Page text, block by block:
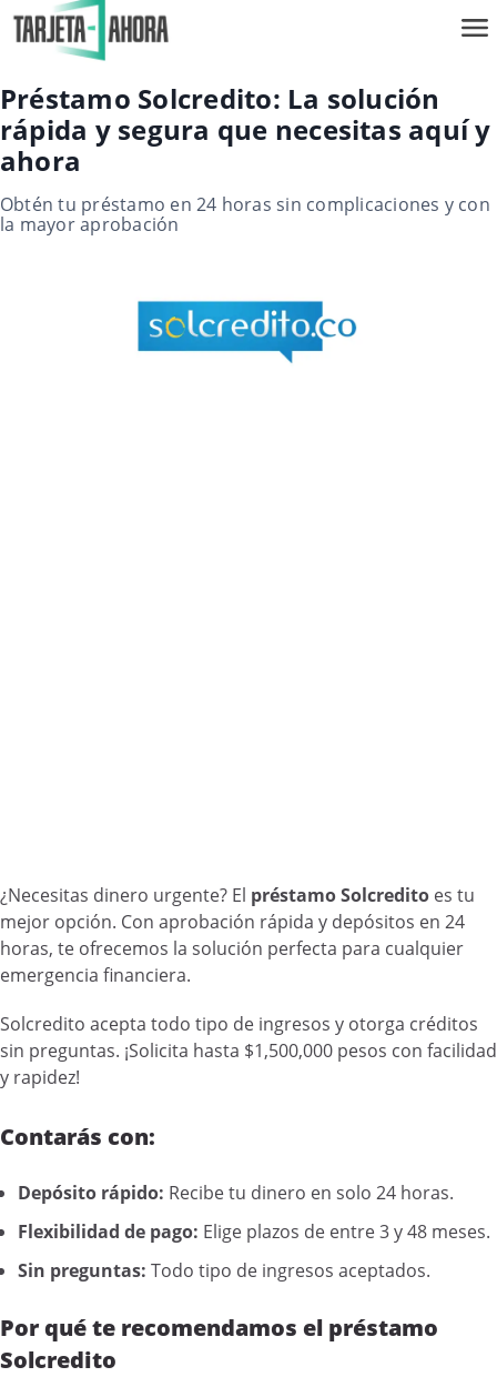
Préstamo Solcredito: La solución
rápida y segura que necesitas aquí y
ahora
Obtén tu préstamo en 24 horas sin complicaciones y con
la mayor aprobación
¿Necesitas dinero urgente? El préstamo Solcredito es tu
mejor opción. Con aprobación rápida y depósitos en 24
horas, te ofrecemos la solución perfecta para cualquier
emergencia financiera.
Solcredito acepta todo tipo de ingresos y otorga créditos
sin preguntas. ¡Solicita hasta $1,500,000 pesos con facilidad
y rapidez!
Contarás con:
Depósito rápido: Recibe tu dinero en solo 24 horas.
Flexibilidad de pago: Elige plazos de entre 3 y 48 meses.
Sin preguntas: Todo tipo de ingresos aceptados.
Por qué te recomendamos el préstamo
Solcredito